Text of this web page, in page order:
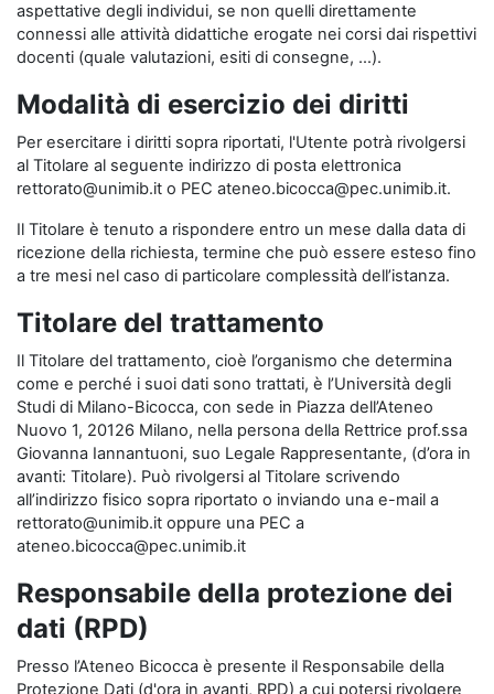
aspettative degli individui, se non quelli direttamente
connessi alle attività didattiche erogate nei corsi dai rispettivi
docenti (quale valutazioni, esiti di consegne, …).
Modalità di esercizio dei diritti
Per esercitare i diritti sopra riportati, l'Utente potrà rivolgersi
al Titolare al seguente indirizzo di posta elettronica
rettorato@unimib.it o PEC ateneo.bicocca@pec.unimib.it.
Il Titolare è tenuto a rispondere entro un mese dalla data di
ricezione della richiesta, termine che può essere esteso fino
a tre mesi nel caso di particolare complessità dell’istanza.
Titolare del trattamento
Il Titolare del trattamento, cioè l’organismo che determina
come e perché i suoi dati sono trattati, è l’Università degli
Studi di Milano-Bicocca, con sede in Piazza dell’Ateneo
Nuovo 1, 20126 Milano, nella persona della Rettrice prof.ssa
Giovanna Iannantuoni, suo Legale Rappresentante, (d’ora in
avanti: Titolare). Può rivolgersi al Titolare scrivendo
all’indirizzo fisico sopra riportato o inviando una e-mail a
rettorato@unimib.it oppure una PEC a
ateneo.bicocca@pec.unimib.it
Responsabile della protezione dei
dati (RPD)
Presso l’Ateneo Bicocca è presente il Responsabile della
Protezione Dati (d'ora in avanti, RPD) a cui potersi rivolgere